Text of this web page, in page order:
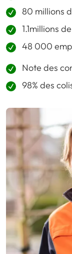
80 millions
1.1millions
48 000
Note des
98% des